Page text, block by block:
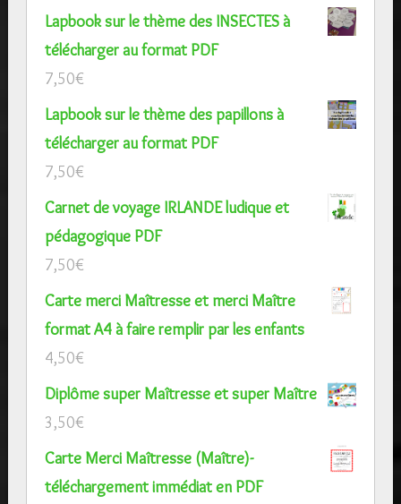
Lapbook sur le thème des INSECTES à
télécharger au format PDF
7,50€
Lapbook sur le thème des papillons à
télécharger au format PDF
7,50€
Carnet de voyage IRLANDE ludique et
pédagogique PDF
7,50€
Carte merci Maîtresse et merci Maître
format A4 à faire remplir par les enfants
4,50€
Diplôme super Maîtresse et super Maître
3,50€
Carte Merci Maîtresse (Maître)-
téléchargement immédiat en PDF